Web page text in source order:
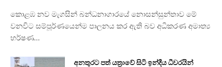
කොළඹ නව මැගසින් බන්ධනාගාරයේ නොසන්සුන්තාව මේ
වනවිට සම්පූර්ණයෙන්ම පාලනය කර ඇති බව අධිකරණ අමාත්‍ය
හර්ෂණ…
අනතුරට පත් යත්‍රාවේ සිටි ඉන්දීය ධීවරයින්